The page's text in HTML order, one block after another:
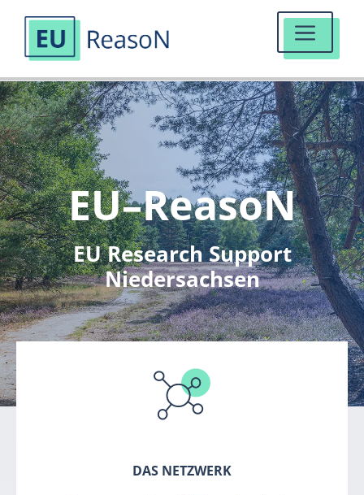
Zum
Inhalt
springen
EU–ReasoN
EU Research Support
Niedersachsen
DAS NETZWERK